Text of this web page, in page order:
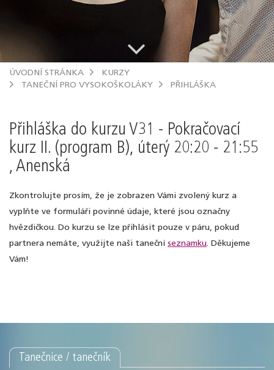
.
ÚVODNÍ STRÁNKA
KURZY
TANEČNÍ PRO VYSOKOŠKOLÁKY
PŘIHLÁŠKA
Přihláška do kurzu V31 - Pokračovací
kurz II. (program B), úterý 20:20 - 21:55
, Anenská
Zkontrolujte prosím, že je zobrazen Vámi zvolený kurz a
vyplňte ve formuláři povinné údaje, které jsou označny
hvězdičkou. Do kurzu se lze přihlásit pouze v páru, pokud
partnera nemáte, využijte naši taneční seznamku. Děkujeme
Vám!
Tanečnice / tanečník